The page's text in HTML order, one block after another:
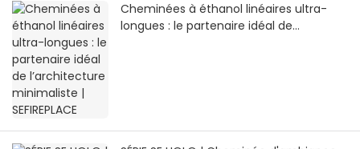
Cheminées à éthanol linéaires ultra-
longues : le partenaire idéal de